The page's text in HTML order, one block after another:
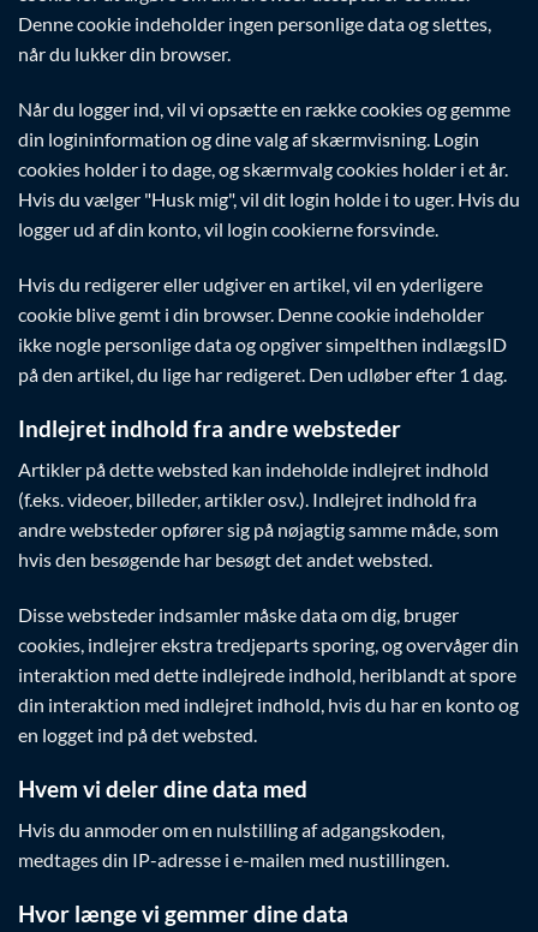
Denne cookie indeholder ingen personlige data og slettes,
når du lukker din browser.
Når du logger ind, vil vi opsætte en række cookies og gemme
din logininformation og dine valg af skærmvisning. Login
cookies holder i to dage, og skærmvalg cookies holder i et år.
Hvis du vælger "Husk mig", vil dit login holde i to uger. Hvis du
logger ud af din konto, vil login cookierne forsvinde.
Hvis du redigerer eller udgiver en artikel, vil en yderligere
cookie blive gemt i din browser. Denne cookie indeholder
ikke nogle personlige data og opgiver simpelthen indlægsID
på den artikel, du lige har redigeret. Den udløber efter 1 dag.
Indlejret indhold fra andre websteder
Artikler på dette websted kan indeholde indlejret indhold
(f.eks. videoer, billeder, artikler osv.). Indlejret indhold fra
andre websteder opfører sig på nøjagtig samme måde, som
hvis den besøgende har besøgt det andet websted.
Disse websteder indsamler måske data om dig, bruger
cookies, indlejrer ekstra tredjeparts sporing, og overvåger din
interaktion med dette indlejrede indhold, heriblandt at spore
din interaktion med indlejret indhold, hvis du har en konto og
en logget ind på det websted.
Hvem vi deler dine data med
Hvis du anmoder om en nulstilling af adgangskoden,
medtages din IP-adresse i e-mailen med nustillingen.
Hvor længe vi gemmer dine data